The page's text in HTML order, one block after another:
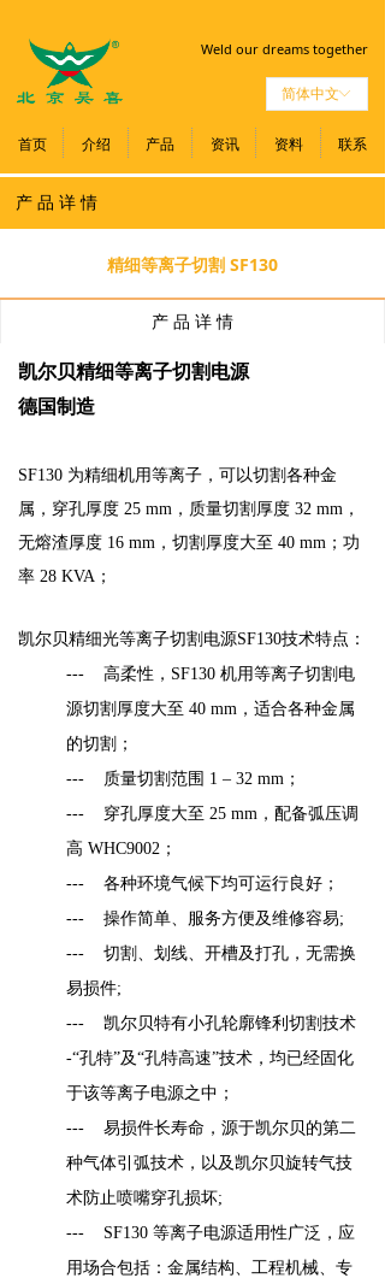
首页 介绍 产品 资讯 资料 联系
ꀅ
简体中文
Weld our dreams together
精细等离子切割 SF130
产 品 详 情
凯尔贝精细等离子切割电源
德国制造
SF130 为精细机用等离子，可以切割各种金
属，穿孔厚度 25 mm，质量切割厚度 32 mm，
无熔渣厚度 16 mm，切割厚度大至 40 mm；功
率 28 KVA；
凯尔贝精细光等离子切割电源SF130技术特点：
--- 高柔性，SF130 机用等离子切割电
源切割厚度大至 40 mm，适合各种金属
的切割；
--- 质量切割范围 1 – 32 mm；
--- 穿孔厚度大至 25 mm，配备弧压调
高 WHC9002；
--- 各种环境气候下均可运行良好；
--- 操作简单、服务方便及维修容易;
--- 切割、划线、开槽及打孔，无需换
易损件;
--- 凯尔贝特有小孔轮廓锋利切割技术
-“孔特”及“孔特高速”技术，均已经固化
于该等离子电源之中；
--- 易损件长寿命，源于凯尔贝的第二
种气体引弧技术，以及凯尔贝旋转气技
术防止喷嘴穿孔损坏;
--- SF130 等离子电源适用性广泛，应
用场合包括：金属结构、工程机械、专
产 品 详 情